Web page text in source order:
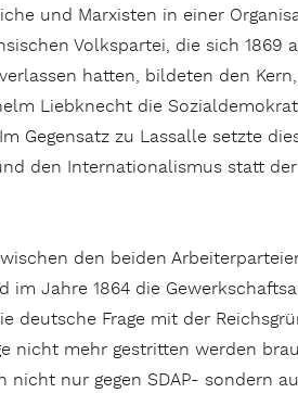
und Mar­xisten in einer
Volkspartei, die sich 1869
hatten, bildeten den
Liebknecht die
Gegensatz zu Las­salle setzte
den Internationalismus statt
den beiden
im Jahre 1864 die
deutsche Frage mit der
nicht mehr gestritten werden
nur gegen SDAP- sondern